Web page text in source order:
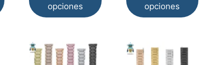
opciones
opciones
Este
producto
Este
producto